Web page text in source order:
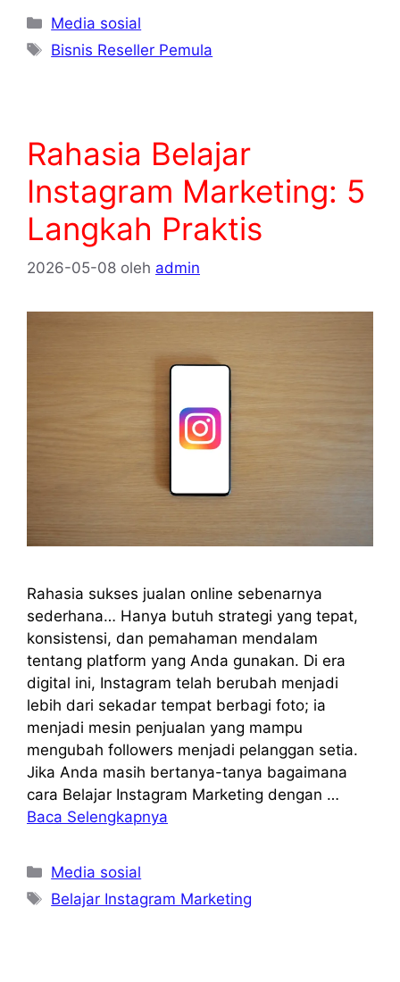
Kategori
Media sosial
Tag
Bisnis Reseller Pemula
Rahasia Belajar
Instagram Marketing: 5
Langkah Praktis
2026-05-08 oleh admin
Rahasia sukses jualan online sebenarnya
sederhana… Hanya butuh strategi yang tepat,
konsistensi, dan pemahaman mendalam
tentang platform yang Anda gunakan. Di era
digital ini, Instagram telah berubah menjadi
lebih dari sekadar tempat berbagi foto; ia
menjadi mesin penjualan yang mampu
mengubah followers menjadi pelanggan setia.
Jika Anda masih bertanya-tanya bagaimana
cara Belajar Instagram Marketing dengan …
Baca Selengkapnya
Kategori
Media sosial
Tag
Belajar Instagram Marketing